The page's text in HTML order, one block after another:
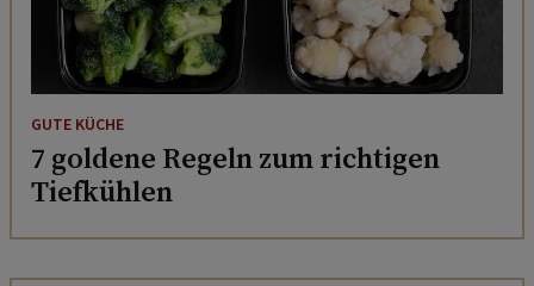
GUTE KÜCHE
7 goldene Regeln zum richtigen
Tiefkühlen